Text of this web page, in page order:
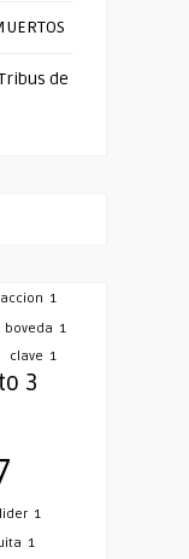
de
accion 1
boveda 1
clave 1
3
lider 1
1